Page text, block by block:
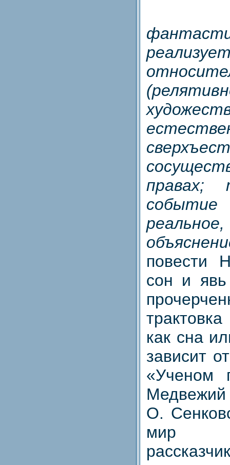
повести
сон и
как сна
зависит
«Ученом
О.
мир